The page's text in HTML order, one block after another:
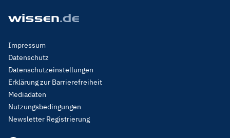
Footer
Menu
Legal
Impressum
Datenschutz
Datenschutzeinstellungen
Erklärung zur Barrierefreiheit
Mediadaten
Nutzungsbedingungen
Newsletter Registrierung